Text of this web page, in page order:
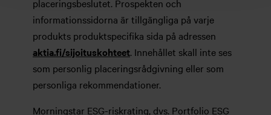
placeringsbeslutet. Prospekten och
informationssidorna är tillgängliga på varje
produkts produktspecifika sida på adressen
aktia.fi/sijoituskohteet. Innehållet skall inte ses
som personlig placeringsrådgivning eller som
personliga rekommendationer.
Morningstar ESG-riskrating, dvs. Portfolio ESG